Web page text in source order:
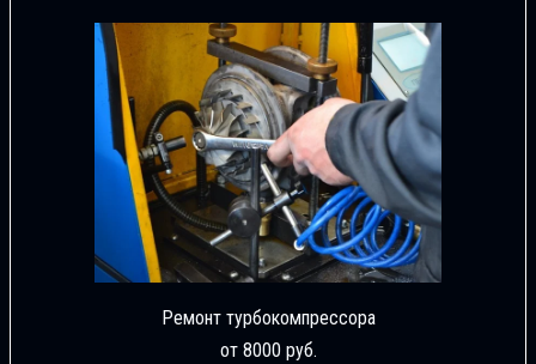
Ремонт турбокомпрессора
от 8000 руб.